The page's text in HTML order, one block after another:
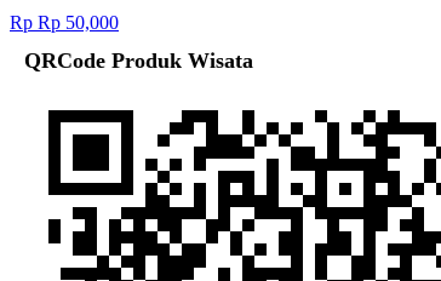
Rp Rp 50,000
QRCode Produk Wisata